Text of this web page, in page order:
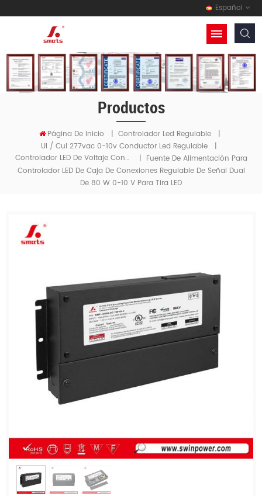
Español
Productos
Página De Inicio | Controlador Led Regulable
|
Ul / Cul 277vac 0-10v Conductor Led Regulable
|
Controlador LED De Voltaje Constante Regulable De 0 A 10 V Con Señal Dual De 0 A 10 V
| Fuente De Alimentación Para
Controlador LED De Caja De Conexiones Regulable De Señal Dual
De 80 W 0-10 V Para Tira LED